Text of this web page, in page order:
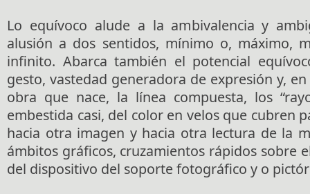
Lo equívoco alude a la ambivalencia y
alusión a dos sentidos, mínimo o, máximo,
infinito. Abarca también el potencial
gesto, vastedad generadora de expresión y,
obra que nace, la línea compuesta, los
embestida casi, del color en velos que cubren
hacia otra imagen y hacia otra lectura de la
ámbitos gráficos, cruzamientos rápidos sobre
del dispositivo del soporte fotográfico y o